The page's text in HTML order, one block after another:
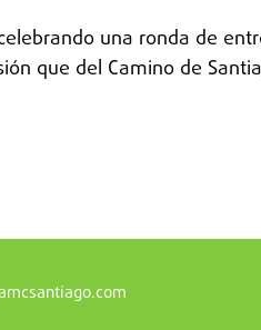
una ronda de
que del Camino de